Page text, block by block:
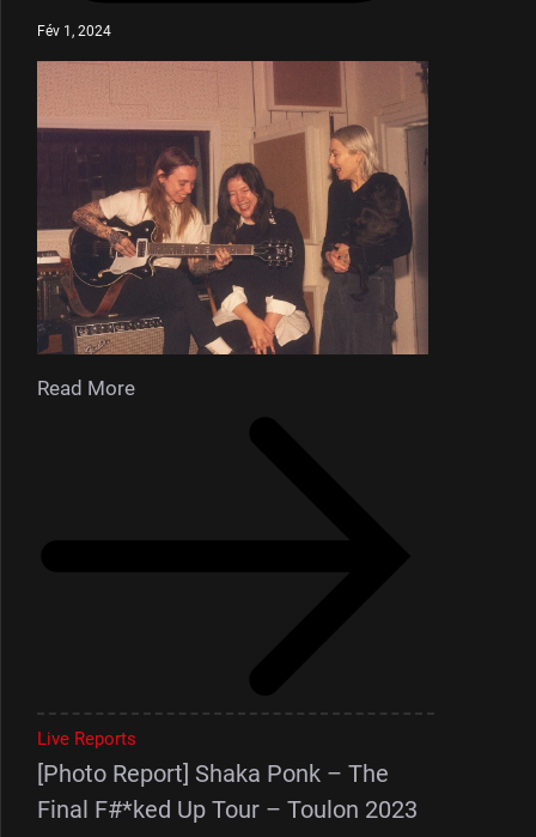
Fév 1, 2024
Read More
Live Reports
[Photo Report] Shaka Ponk – The
Final F#*ked Up Tour – Toulon 2023